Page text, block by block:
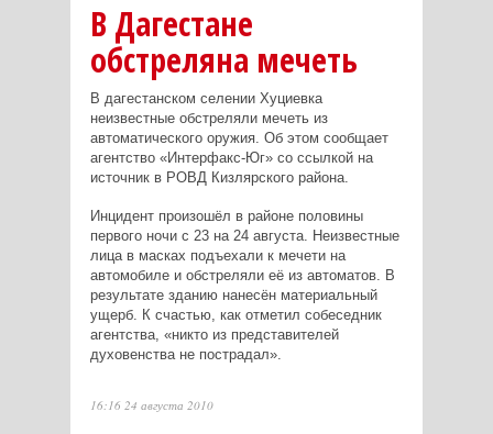
В Дагестане
обстреляна мечеть
В дагестанском селении Хуциевка
неизвестные обстреляли мечеть из
автоматического оружия. Об этом сообщает
агентство «Интерфакс-Юг» со ссылкой на
источник в РОВД Кизлярского района.
Инцидент произошёл в районе половины
первого ночи с 23 на 24 августа. Неизвестные
лица в масках подъехали к мечети на
автомобиле и обстреляли её из автоматов. В
результате зданию нанесён материальный
ущерб. К счастью, как отметил собеседник
агентства, «никто из представителей
духовенства не пострадал».
16:16 24 августа 2010